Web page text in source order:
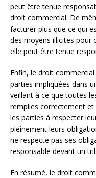
peut être tenue
droit commercial. De
facturer plus que ce qui
des moyens illicites pour
elle peut être tenue
Enfin, le droit
parties impliquées dans
veillant à ce que toutes
remplies correctement
les parties à respecter
pleinement leurs
ne respecte pas ses
responsable devant un
En résumé, le droit